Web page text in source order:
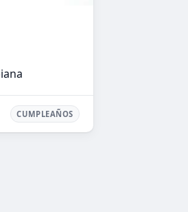
CUMPLEAÑOS